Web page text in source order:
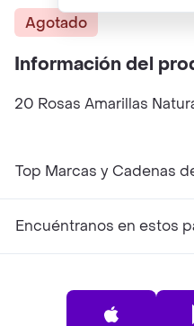
Agotado
Información del
20 Rosas Amarillas
Top Marcas y Cadenas
Encuéntranos en estos